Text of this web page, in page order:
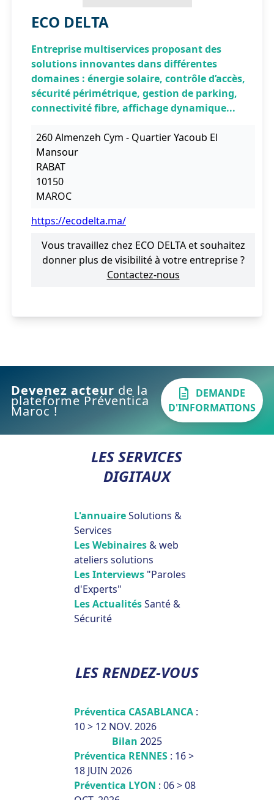
ECO DELTA
Entreprise multiservices proposant des
solutions innovantes dans différentes
domaines : énergie solaire, contrôle d’accès,
sécurité périmétrique, gestion de parking,
connectivité fibre, affichage dynamique...
260 Almenzeh Cym - Quartier Yacoub El
Mansour
RABAT
10150
MAROC
https://ecodelta.ma/
Vous travaillez chez ECO DELTA et souhaitez
donner plus de visibilité à votre entreprise ?
Contactez-nous
Devenez acteur de la
plateforme Préventica
Maroc !
DEMANDE
D'INFORMATIONS
LES SERVICES
DIGITAUX
L'annuaireSolutions &
Services
Les Webinaires& web
ateliers solutions
Les Interviews "Paroles
d'Experts"
Les ActualitésSanté &
Sécurité
LES RENDEZ-VOUS
Préventica CASABLANCA :
10 > 12 NOV. 2026
Bilan 2025
Préventica RENNES : 16 >
18 JUIN 2026
Préventica LYON : 06 > 08